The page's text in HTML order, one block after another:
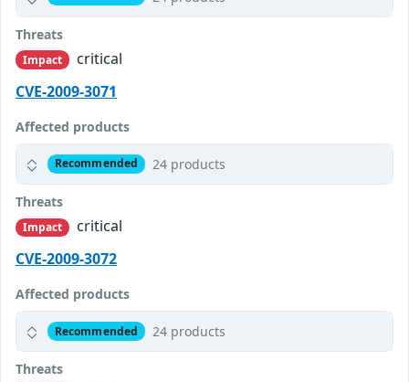
Threats
Impact
critical
CVE-2009-3071
Affected products
Recommended 24 products
Threats
Impact
critical
CVE-2009-3072
Affected products
Recommended 24 products
Threats